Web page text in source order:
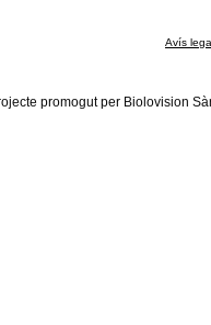
Avís
promogut per Biolovision